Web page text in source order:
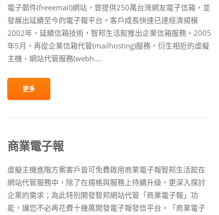
電子郵件(freeemail)網站，曾提供250萬台灣網友電子信箱，並
發展出延續至今的電子報平台。客戶成長快速已達經濟規模
2002年，延續信箱技術，智邦生活館推出企業信箱服務。2005
年5月，再從企業信箱代管(mailhosting)服務，衍生相近的虛擬
主機、網站代管服務(webh....
更多
商業電子報
虛擬主機進階方案客戶皆可免費啟用商業電子報智邦生活館在
網站代管服務中，除了在規格與服務上持續升級，更深入探討
企業的需求；為此特別開發智邦網站代管「商業電子報」功
能，讓您不必再花費十幾萬開發電子報發信平台。「商業電子